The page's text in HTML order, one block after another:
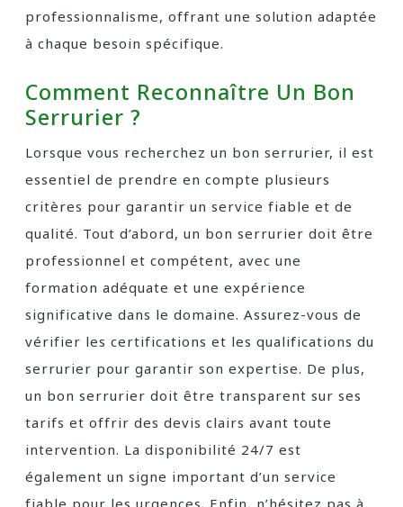
professionnalisme, offrant une solution adaptée
à chaque besoin spécifique.
Comment Reconnaître Un Bon
Serrurier ?
Lorsque vous recherchez un bon serrurier, il est
essentiel de prendre en compte plusieurs
critères pour garantir un service fiable et de
qualité. Tout d’abord, un bon serrurier doit être
professionnel et compétent, avec une
formation adéquate et une expérience
significative dans le domaine. Assurez-vous de
vérifier les certifications et les qualifications du
serrurier pour garantir son expertise. De plus,
un bon serrurier doit être transparent sur ses
tarifs et offrir des devis clairs avant toute
intervention. La disponibilité 24/7 est
également un signe important d’un service